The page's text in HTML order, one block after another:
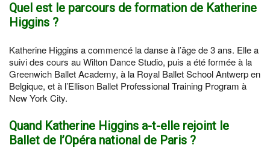
Quel est le parcours de formation de Katherine
Higgins ?
Katherine Higgins a commencé la danse à l’âge de 3 ans. Elle a
suivi des cours au Wilton Dance Studio, puis a été formée à la
Greenwich Ballet Academy, à la Royal Ballet School Antwerp en
Belgique, et à l’Ellison Ballet Professional Training Program à
New York City.
Quand Katherine Higgins a-t-elle rejoint le
Ballet de l’Opéra national de Paris ?